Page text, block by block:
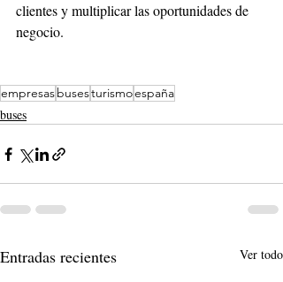
clientes y multiplicar las oportunidades de
negocio.
empresasbusesturismoespaña
buses
Entradas recientes Ver todo